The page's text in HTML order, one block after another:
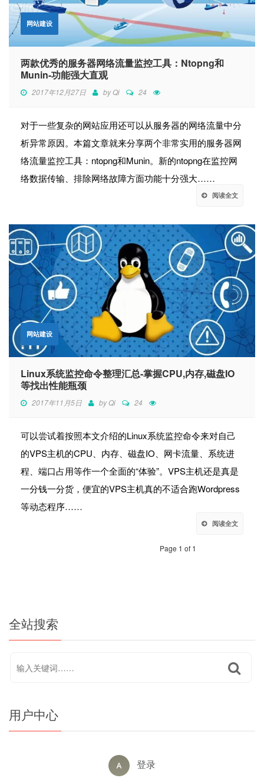
网站建设
两款优秀的服务器网络流量监控工具：Ntopng和
Munin-功能强大直观
2017年12月27日 byQi 24
对于一些复杂的网站应用还可以从服务器的网络流量中分
析异常原因。本篇文章就来分享两个非常实用的服务器网
络流量监控工具：ntopng和Munin。新的ntopng在监控网
络数据传输、排除网络故障方面功能十分强大……
阅读全文
网站建设
Linux系统监控命令整理汇总-掌握CPU,内存,磁盘IO
等找出性能瓶颈
2017年11月5日 byQi 24
可以尝试着按照本文介绍的Linux系统监控命令来对自己
的VPS主机的CPU、内存、磁盘IO、网卡流量、系统进
程、端口占用等作一个全面的“体验”。VPS主机还是真是
一分钱一分货，便宜的VPS主机真的不适合跑Wordpress
等动态程序……
阅读全文
Page 1 of 1
全站搜索
用户中心
登录